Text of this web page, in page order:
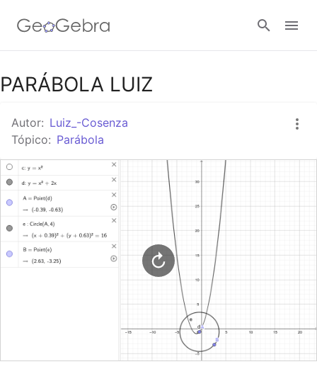
Google Classroom
Tarefa
Entrar no sistema
PARÁBOLA LUIZ
Autor: Luiz_-Cosenza
Tópico: Parábola